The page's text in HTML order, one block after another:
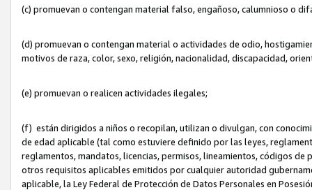
(c) promuevan o contengan material falso, engañoso, calumnioso o
(d) promuevan o contengan material o actividades de odio,
motivos de raza, color, sexo, religión, nacionalidad, discapacidad,
(e) promuevan o realicen actividades ilegales;
(f) están dirigidos a niños o recopilan, utilizan o divulgan, con
de edad aplicable (tal como estuviere definido por las leyes,
reglamentos, mandatos, licencias, permisos, lineamientos, códigos
otros requisitos aplicables emitidos por cualquier autoridad
aplicable, la Ley Federal de Protección de Datos Personales en